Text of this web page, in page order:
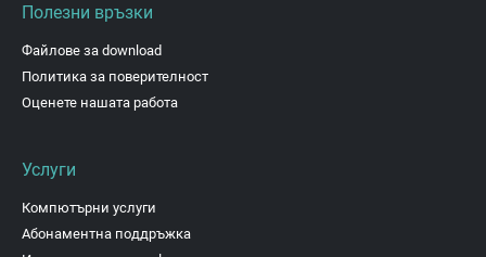
Полезни връзки
Файлове за download
Политика за поверителност
Оценете нашата работа
Услуги
Компютърни услуги
Абонаментна поддръжка